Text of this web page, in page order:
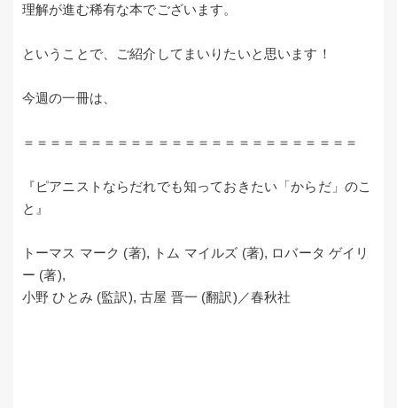
理解が進む稀有な本でございます。
ということで、ご紹介してまいりたいと思います！
今週の一冊は、
＝＝＝＝＝＝＝＝＝＝＝＝＝＝＝＝＝＝＝＝＝＝＝＝＝
『ピアニストならだれでも知っておきたい「からだ」のこ
と』
トーマス マーク (著), トム マイルズ (著), ロバータ ゲイリ
ー (著),
小野 ひとみ (監訳), 古屋 晋一 (翻訳)／春秋社